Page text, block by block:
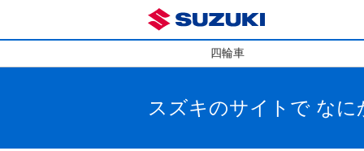
四輪車
スズキのサイトで なに